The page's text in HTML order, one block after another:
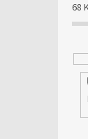
68